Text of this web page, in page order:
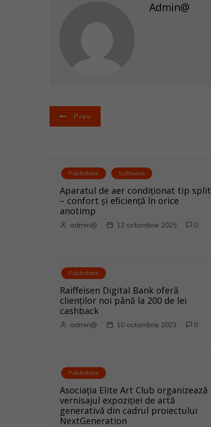
Admin@
N
Prev
Publicitate Software
Aparatul de aer condiționat tip split
– confort și eficiență în orice
anotimp
admin@ 12 octombrie 2025 0
Publicitate
Raiffeisen Digital Bank oferă
clienților noi până la 200 de lei
cashback
admin@ 10 octombrie 2023 0
Publicitate
Asociația Elite Art Club organizează
vernisajul expoziției de artă
generativă din cadrul proiectului
NextGeneration